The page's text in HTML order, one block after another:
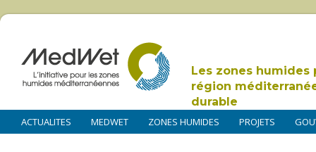
Les zones humides
région
durable
ACTUALITES MEDWET ZONES HUMIDES PROJETS